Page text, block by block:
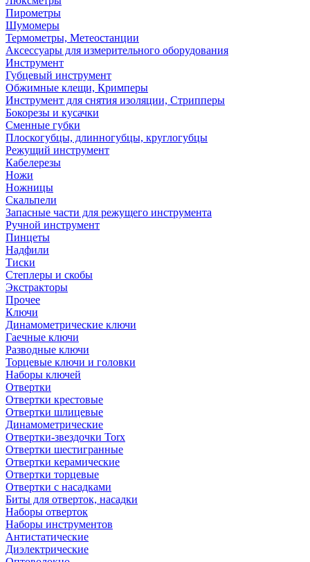
Пирометры
Шумомеры
Термометры, Метеостанции
Аксессуары для измерительного оборудования
Инструмент
Губцевый инструмент
Обжимные клещи, Кримперы
Инструмент для снятия изоляции, Стрипперы
Бокорезы и кусачки
Сменные губки
Плоскогубцы, длинногубцы, круглогубцы
Режущий инструмент
Кабелерезы
Ножи
Ножницы
Скальпели
Запасные части для режущего инструмента
Ручной инструмент
Пинцеты
Надфили
Тиски
Степлеры и скобы
Экстракторы
Прочее
Ключи
Динамометрические ключи
Гаечные ключи
Разводные ключи
Торцевые ключи и головки
Наборы ключей
Отвертки
Отвертки крестовые
Отвертки шлицевые
Динамометрические
Отвертки-звездочки Torx
Отвертки шестигранные
Отвертки керамические
Отвертки торцевые
Отвертки с насадками
Биты для отверток, насадки
Наборы отверток
Наборы инструментов
Антистатические
Диэлектрические